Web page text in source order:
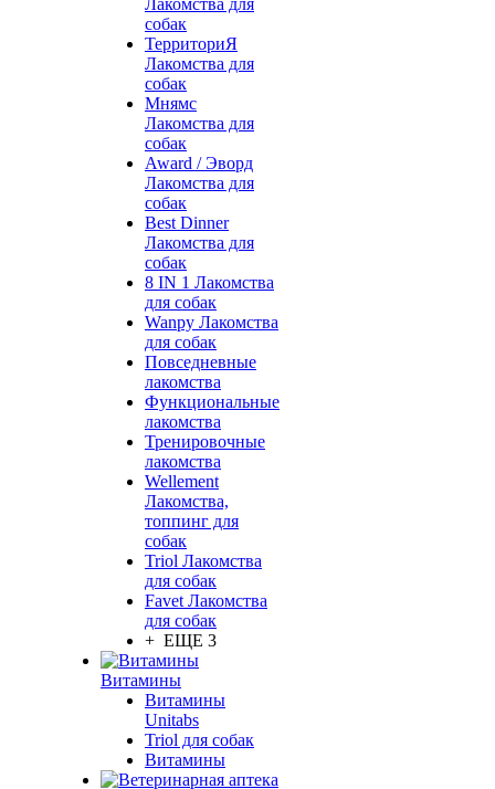
Лакомства для
собак
ТерриториЯ
Лакомства для
собак
Мнямс
Лакомства для
собак
Award / Эворд
Лакомства для
собак
Best Dinner
Лакомства для
собак
8 IN 1 Лакомства
для собак
Wanpy Лакомства
для собак
Повседневные
лакомства
Функциональные
лакомства
Тренировочные
лакомства
Wellement
Лакомства,
топпинг для
собак
Triol Лакомства
для собак
Favet Лакомства
для собак
+ ЕЩЕ 3
Витамины
Витамины
Unitabs
Triol для собак
Витамины